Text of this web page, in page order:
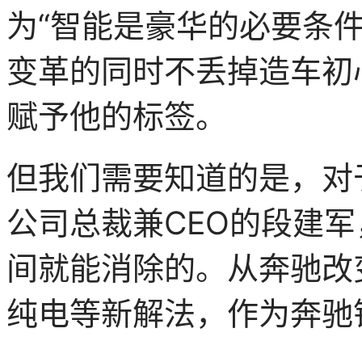
为“智能是豪华的必要条
变革的同时不丢掉造车初
赋予他的标签。
但我们需要知道的是，
公司总裁兼CEO的段建
间就能消除的。从奔驰
纯电等新解法，作为奔